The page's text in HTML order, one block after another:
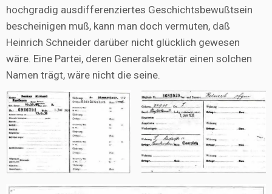
hochgradig ausdifferenziertes Geschichtsbewußtsein
bescheinigen muß, kann man doch vermuten, daß
Heinrich Schneider darüber nicht glücklich gewesen
wäre. Eine Partei, deren Generalsekretär einen solchen
Namen trägt, wäre nicht die seine.